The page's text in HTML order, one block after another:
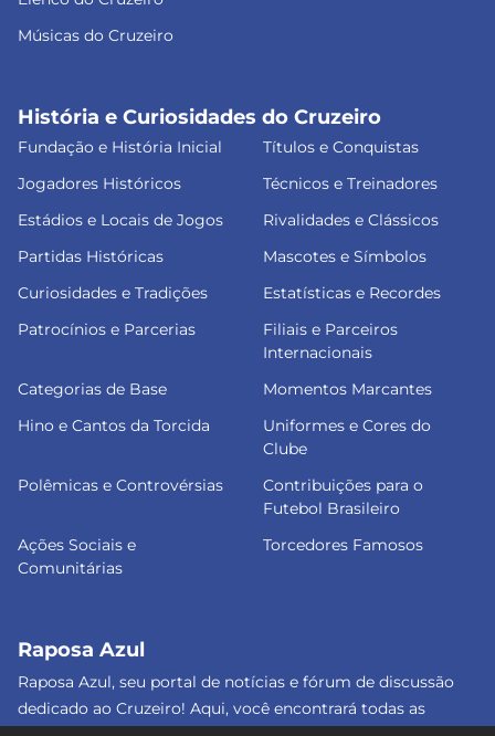
Músicas do Cruzeiro
História e Curiosidades do Cruzeiro
Fundação e História Inicial
Títulos e Conquistas
Jogadores Históricos
Técnicos e Treinadores
Estádios e Locais de Jogos
Rivalidades e Clássicos
Partidas Históricas
Mascotes e Símbolos
Curiosidades e Tradições
Estatísticas e Recordes
Patrocínios e Parcerias
Filiais e Parceiros
Internacionais
Categorias de Base
Momentos Marcantes
Hino e Cantos da Torcida
Uniformes e Cores do
Clube
Polêmicas e Controvérsias
Contribuições para o
Futebol Brasileiro
Ações Sociais e
Comunitárias
Torcedores Famosos
Raposa Azul
Raposa Azul, seu portal de notícias e fórum de discussão
dedicado ao Cruzeiro! Aqui, você encontrará todas as